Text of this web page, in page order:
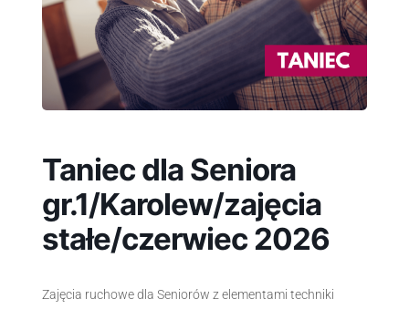
Taniec dla Seniora
gr.1/Karolew/zajęcia
stałe/czerwiec 2026
Zajęcia ruchowe dla Seniorów z elementami techniki